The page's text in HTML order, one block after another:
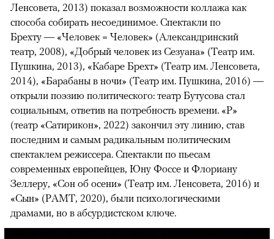
Ленсовета, 2013) показал возможности коллажа как
способа собирать несоединимое. Спектакли по
Брехту — «Человек = Человек» (Александринский
театр, 2008), «Добрый человек из Сезуана» (Театр им.
Пушкина, 2013), «Кабаре Брехт» (Театр им. Ленсовета,
2014), «Барабаны в ночи» (Театр им. Пушкина, 2016) —
открыли поэзию политического: театр Бутусова стал
социальным, ответив на потребность времени. «Р»
(театр «Сатирикон», 2022) закончил эту линию, став
последним и самым радикальным политическим
спектаклем режиссера. Спектакли по пьесам
современных европейцев, Юну Фоссе и Флориану
Зеллеру, «Сон об осени» (Театр им. Ленсовета, 2016) и
«Сын» (РАМТ, 2020), были психологическими
драмами, но в абсурдистском ключе.